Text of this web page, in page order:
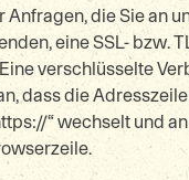
Anfragen, die Sie an
eine SSL- bzw.
verschlüsselte
dass die
“ wechselt und